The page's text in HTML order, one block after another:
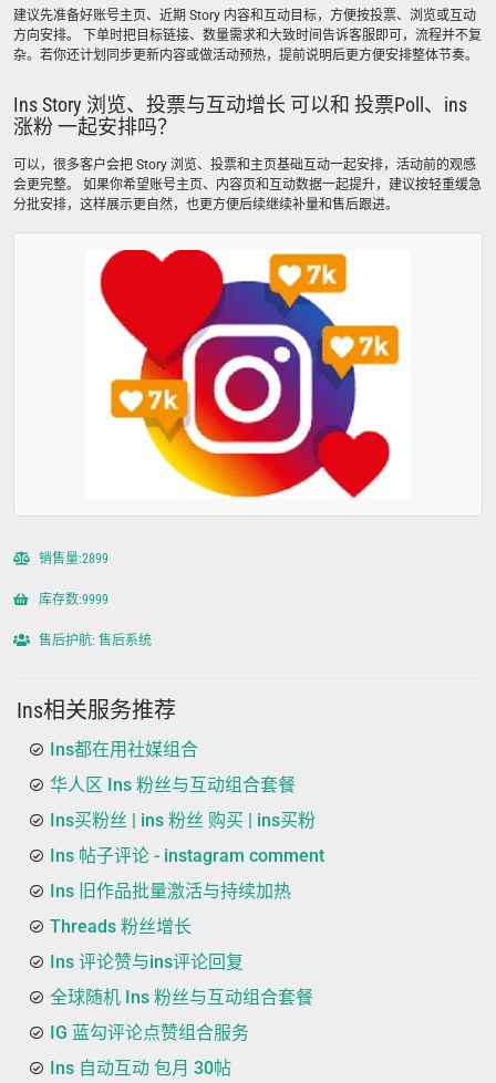
建议先准备好账号主页、近期 Story 内容和互动目标，方便按投票、浏览或互动
方向安排。 下单时把目标链接、数量需求和大致时间告诉客服即可，流程并不复
杂。若你还计划同步更新内容或做活动预热，提前说明后更方便安排整体节奏。
Ins Story 浏览、投票与互动增长 可以和 投票Poll、ins
涨粉 一起安排吗？
可以，很多客户会把 Story 浏览、投票和主页基础互动一起安排，活动前的观感
会更完整。 如果你希望账号主页、内容页和互动数据一起提升，建议按轻重缓急
分批安排，这样展示更自然，也更方便后续继续补量和售后跟进。
销售量:2899
库存数:9999
售后护航: 售后系统
Ins相关服务推荐
Ins都在用社媒组合
华人区 Ins 粉丝与互动组合套餐
Ins买粉丝 | ins 粉丝 购买 | ins买粉
Ins 帖子评论 - instagram comment
Ins 旧作品批量激活与持续加热
Threads 粉丝增长
Ins 评论赞与ins评论回复
全球随机 Ins 粉丝与互动组合套餐
IG 蓝勾评论点赞组合服务
Ins 自动互动 包月 30帖